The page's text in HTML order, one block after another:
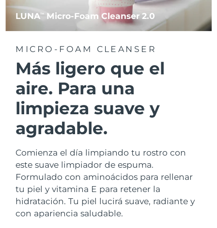
LUNATM Micro-Foam Cleanser 2.0
MICRO-FOAM CLEANSER
Más ligero que el
aire. Para una
limpieza suave y
agradable.
Comienza el día limpiando tu rostro con
este suave limpiador de espuma.
Formulado con aminoácidos para rellenar
tu piel y vitamina E para retener la
hidratación. Tu piel lucirá suave, radiante y
con apariencia saludable.